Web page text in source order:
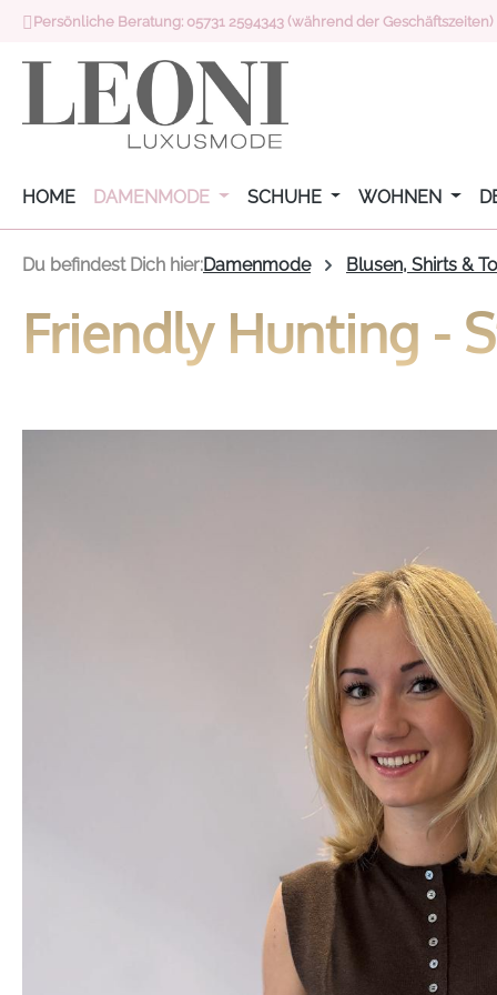
Hauptinhalt springen
Zur Suche springen
Zur Hauptnavigation springen
Persönliche Beratung: 05731 2594343 (während der Geschäftszeiten)
HOME DAMENMODE SCHUHE WOHNEN
Du befindest Dich hier:Damenmode Blusen, Shirts &
Friendly Hunting -